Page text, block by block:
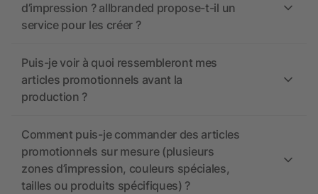
d’impression ? allbranded propose-t-il un
service pour les créer ?
Puis-je voir à quoi ressembleront mes
articles promotionnels avant la
production ?
Comment puis-je commander des articles
promotionnels sur mesure (plusieurs
zones d’impression, couleurs spéciales,
tailles ou produits spécifiques) ?